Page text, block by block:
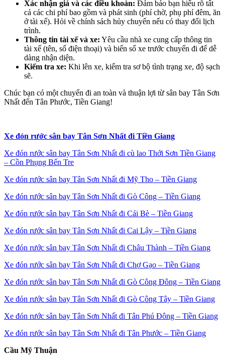
Xác nhận giá và các điều khoản: Đảm bảo bạn hiểu rõ tất
cả các chi phí bao gồm và phát sinh (phí chờ, phụ phí đêm, ăn
ở tài xế). Hỏi về chính sách hủy chuyến nếu có thay đổi lịch
trình.
Thông tin tài xế và xe: Yêu cầu nhà xe cung cấp thông tin
tài xế (tên, số điện thoại) và biển số xe trước chuyến đi để dễ
dàng nhận diện.
Kiểm tra xe: Khi lên xe, kiểm tra sơ bộ tình trạng xe, độ sạch
sẽ.
Chúc bạn có một chuyến đi an toàn và thuận lợi từ sân bay Tân Sơn
Nhất đến Tân Phước, Tiền Giang!
Xe đón rước sân bay Tân Sơn Nhất đi Tiền Giang
Xe đón rước sân bay Tân Sơn Nhất đi cù lao Thới Sơn Tiền Giang
– Cồn Phụng Bến Tre
Xe đón rước sân bay Tân Sơn Nhất đi Mỹ Tho – Tiền Giang
Xe đón rước sân bay Tân Sơn Nhất đi Gò Công – Tiền Giang
Xe đón rước sân bay Tân Sơn Nhất đi Cái Bè – Tiền Giang
Xe đón rước sân bay Tân Sơn Nhất đi Cai Lậy – Tiền Giang
Xe đón rước sân bay Tân Sơn Nhất đi Châu Thành – Tiền Giang
Xe đón rước sân bay Tân Sơn Nhất đi Chợ Gạo – Tiền Giang
Xe đón rước sân bay Tân Sơn Nhất đi Gò Công Đông – Tiền Giang
Xe đón rước sân bay Tân Sơn Nhất đi Gò Công Tây – Tiền Giang
Xe đón rước sân bay Tân Sơn Nhất đi Tân Phú Đông – Tiền Giang
Xe đón rước sân bay Tân Sơn Nhất đi Tân Phước – Tiền Giang
Cầu Mỹ Thuận